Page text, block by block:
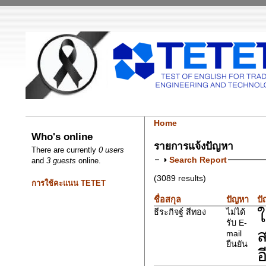
Who's online
There are currently0 users
and3 guests online.
การใช้คะแนน TETET
Home
รายการแจ้งปัญหา
Search Report
(3089 results)
ชื่อสกุล ปัญหา
ปั
ธีระกิจฐ์ สีทอง
ไม่ได้
รับ E-
mail
ยืนยัน